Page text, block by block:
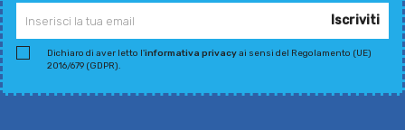
Iscriviti
Dichiaro di aver letto l'informativa privacyai sensi del Regolamento (UE)
2016/679 (GDPR).